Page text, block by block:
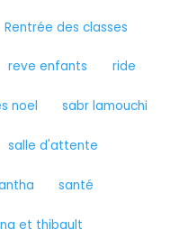
Rentrée des classes
reve enfants ride
noel sabr lamouchi
salle d'attente
santé
et thibault